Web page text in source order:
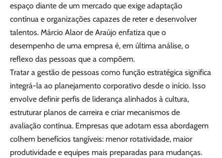
espaço diante de um mercado que exige adaptação
contínua e organizações capazes de reter e desenvolver
talentos. Márcio Alaor de Araújo enfatiza que o
desempenho de uma empresa é, em última análise, o
reflexo das pessoas que a compõem.
Tratar a gestão de pessoas como função estratégica significa
integrá-la ao planejamento corporativo desde o início. Isso
envolve definir perfis de liderança alinhados à cultura,
estruturar planos de carreira e criar mecanismos de
avaliação contínua. Empresas que adotam essa abordagem
colhem benefícios tangíveis: menor rotatividade, maior
produtividade e equipes mais preparadas para mudanças.